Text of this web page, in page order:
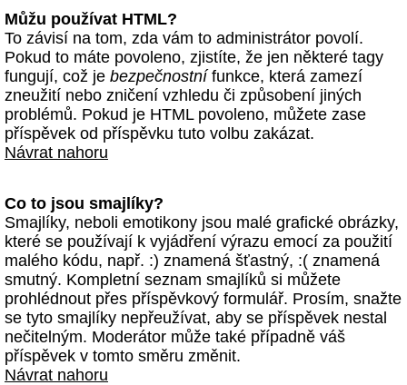
Můžu používat HTML?
To závisí na tom, zda vám to administrátor povolí.
Pokud to máte povoleno, zjistíte, že jen některé tagy
fungují, což je bezpečnostnífunkce, která zamezí
zneužití nebo zničení vzhledu či způsobení jiných
problémů. Pokud je HTML povoleno, můžete zase
příspěvek od příspěvku tuto volbu zakázat.
Návrat nahoru
Co to jsou smajlíky?
Smajlíky, neboli emotikony jsou malé grafické obrázky,
které se používají k vyjádření výrazu emocí za použití
malého kódu, např. :) znamená šťastný, :( znamená
smutný. Kompletní seznam smajlíků si můžete
prohlédnout přes příspěvkový formulář. Prosím, snažte
se tyto smajlíky nepřeužívat, aby se příspěvek nestal
nečitelným. Moderátor může také případně váš
příspěvek v tomto směru změnit.
Návrat nahoru